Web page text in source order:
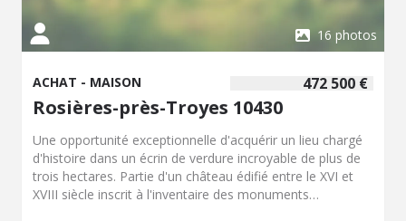
16 photos
472 500 €
ACHAT - MAISON
Rosières-près-Troyes 10430
Une opportunité exceptionnelle d'acquérir un lieu chargé
d'histoire dans un écrin de verdure incroyable de plus de
trois hectares. Partie d'un château édifié entre le XVI et
XVIII siècle inscrit à l'inventaire des monuments